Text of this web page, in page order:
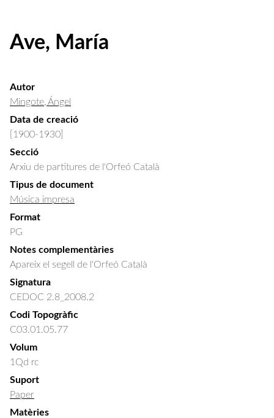
Ave, María
Autor
Mingote, Ángel
Data de creació
[1900-1930]
Secció
Arxiu de partitures de l'Orfeó Català
Tipus de document
Música impresa
Format
PG
Notes complementàries
Apareix el segell de l'Orfeó Català
Signatura
CEDOC 2.8_2008.2
Codi Topogràfic
C03.01.05.77
Volum
1Qd rc
Suport
Paper
Matèries